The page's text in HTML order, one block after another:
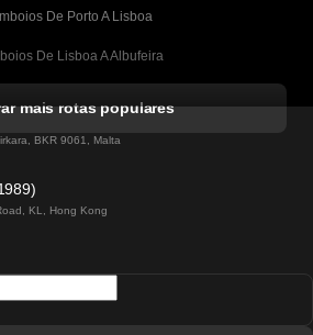
De Porto A Lisboa
De Lisboa A Albufeira
De Lisboa A Lagos
De Lisboa A Madrid
mais rotas populares
BKR 9061, Malta
KL, Hong Kong